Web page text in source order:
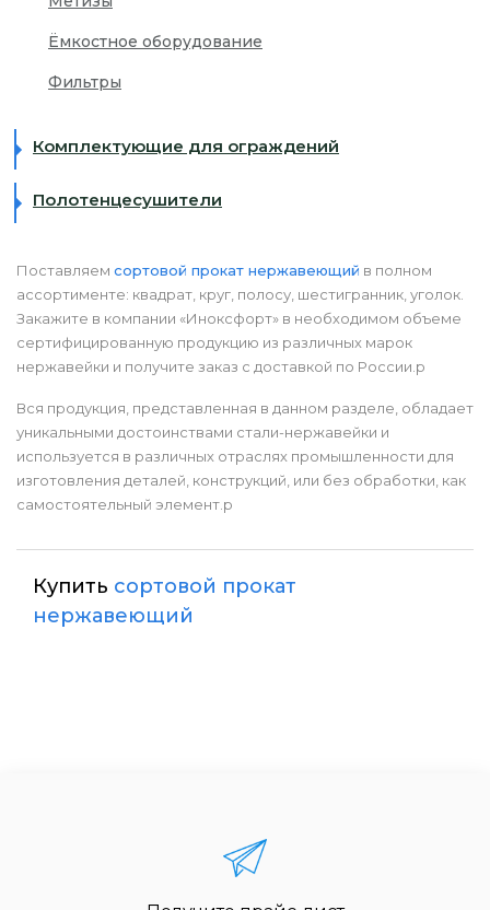
Ёмкостное оборудование
Фильтры
Комплектующие для ограждений
Полотенцесушители
Поставляем сортовой прокат нержавеющий в полном
ассортименте: квадрат, круг, полосу, шестигранник, уголок.
Закажите в компании «Иноксфорт» в необходимом объеме
сертифицированную продукцию из различных марок
нержавейки и получите заказ с доставкой по России.p
Вся продукция, представленная в данном разделе, обладает
уникальными достоинствами стали-нержавейки и
используется в различных отраслях промышленности для
изготовления деталей, конструкций, или без обработки, как
самостоятельный элемент.p
Купить сортовой прокат
нержавеющий